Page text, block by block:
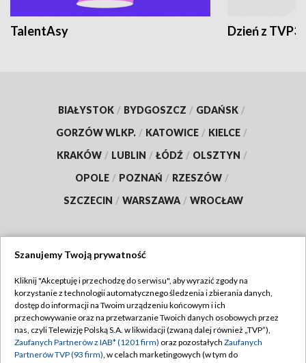
TalentAsy Dzień z TVP3
BIAŁYSTOK / BYDGOSZCZ / GDAŃSK /
GORZÓW WLKP. / KATOWICE / KIELCE /
KRAKÓW / LUBLIN / ŁÓDŹ / OLSZTYN /
OPOLE / POZNAŃ / RZESZÓW /
SZCZECIN / WARSZAWA / WROCŁAW
TVP
Abonament TVP
Emisja w TVP
Regulamin TVP
Polityka prywatności
Szanujemy Twoją prywatność
Kliknij "Akceptuję i przechodzę do serwisu", aby wyrazić zgody na
korzystanie z technologii automatycznego śledzenia i zbierania danych,
dostęp do informacji na Twoim urządzeniu końcowym i ich
przechowywanie oraz na przetwarzanie Twoich danych osobowych przez
nas, czyli Telewizję Polską S.A. w likwidacji (zwaną dalej również „TVP”),
Zaufanych Partnerów z IAB* (1201 firm) oraz pozostałych Zaufanych
Partnerów TVP (93 firm), w celach marketingowych (w tym do